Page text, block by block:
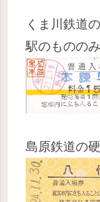
くま川鉄道
駅のものの
島原鉄道の